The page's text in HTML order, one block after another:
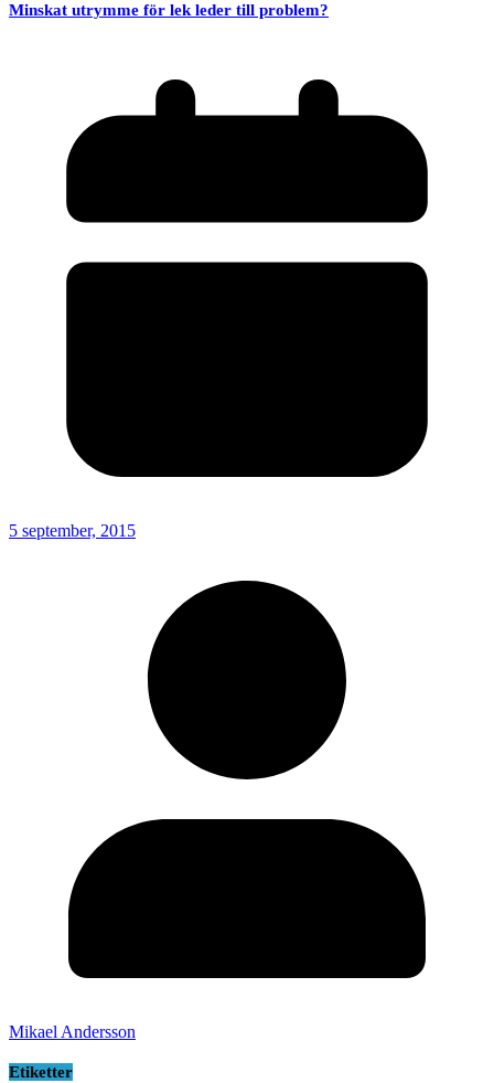
Minskat utrymme för lek leder till problem?
5 september, 2015
Mikael Andersson
Etiketter